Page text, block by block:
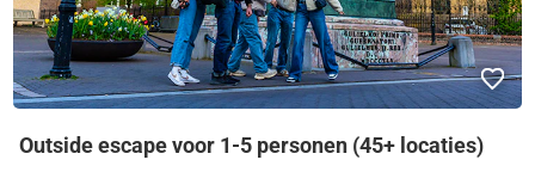
Outside escape voor 1-5 personen (45+ locaties)